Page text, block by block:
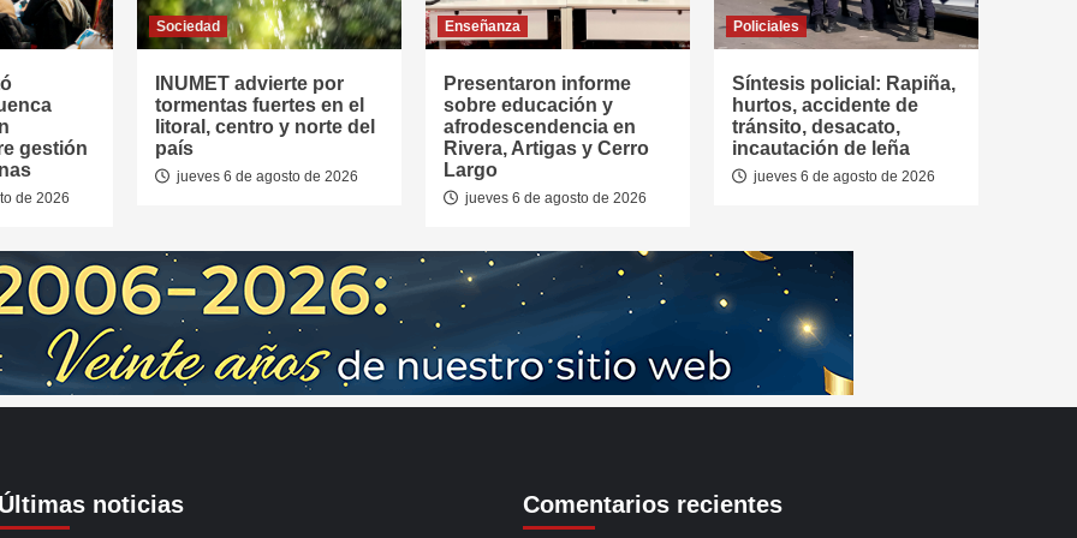
gestión
de 2026
Sociedad
INUMET advierte por
tormentas fuertes en el
litoral, centro y norte del
país
jueves 6 de agosto de 2026
Enseñanza
Presentaron informe
sobre educación y
afrodescendencia en
Rivera, Artigas y Cerro
Largo
jueves 6 de agosto de 2026
Policiales
Síntesis policial: Rapiña,
hurtos, accidente de
tránsito, desacato,
incautación de leña
jueves 6 de agosto de 2026
noticias Comentarios recientes